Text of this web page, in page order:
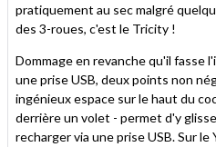
pratiquement au sec malgré
des 3-roues, c'est le Tricity !
Dommage en revanche qu'il fasse
une prise USB, deux points non
ingénieux espace sur le haut du
derrière un volet - permet d'y
recharger via une prise USB. Sur